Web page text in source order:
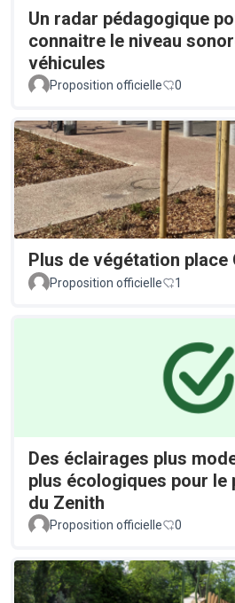
Un radar pédagogique
connaitre le niveau
véhicules
Proposition officielle 0
Plus de végétation place
Proposition officielle
1
Des éclairages plus
plus écologiques pour le
du Zenith
Proposition officielle 0